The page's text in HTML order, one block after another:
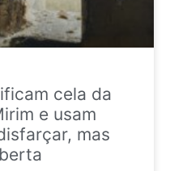
cela da
e usam
mas